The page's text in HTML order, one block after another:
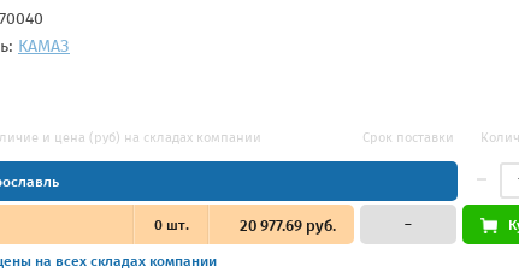
КАМАЗ
и цена (руб) на складах компании Срок поставки
0шт. 20 977.69 руб.
на всех складах компании
–